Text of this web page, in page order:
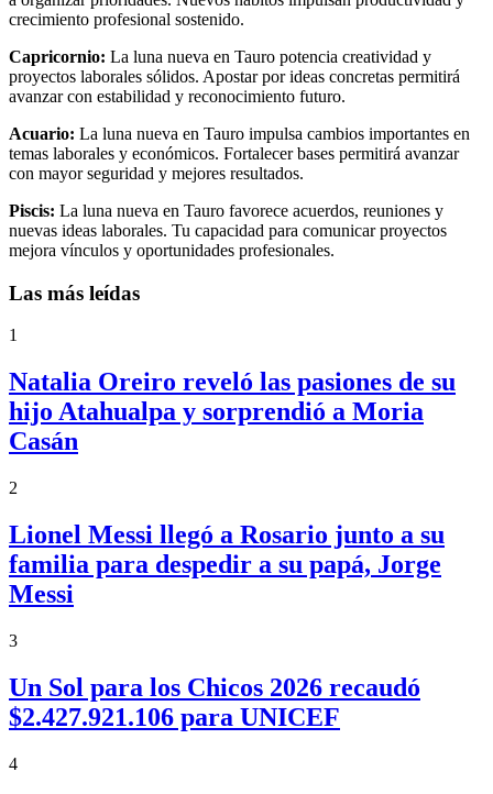
crecimiento profesional sostenido.
Capricornio: La luna nueva en Tauro potencia creatividad y
proyectos laborales sólidos. Apostar por ideas concretas permitirá
avanzar con estabilidad y reconocimiento futuro.
Acuario: La luna nueva en Tauro impulsa cambios importantes en
temas laborales y económicos. Fortalecer bases permitirá avanzar
con mayor seguridad y mejores resultados.
Piscis: La luna nueva en Tauro favorece acuerdos, reuniones y
nuevas ideas laborales. Tu capacidad para comunicar proyectos
mejora vínculos y oportunidades profesionales.
Las más leídas
1
Natalia Oreiro reveló las pasiones de su
hijo Atahualpa y sorprendió a Moria
Casán
2
Lionel Messi llegó a Rosario junto a su
familia para despedir a su papá, Jorge
Messi
3
Un Sol para los Chicos 2026 recaudó
$2.427.921.106 para UNICEF
4